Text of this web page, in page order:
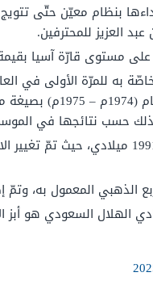
بنظام معيّن حتّى
العزيز للمحترفين.
قارّة آسيا بقيمة الغلاء، حيث
درع الدّوري،
حسب نتائجها في
استمرّ العمل على هذا الشكل حتّى
الهلال السعودي هو